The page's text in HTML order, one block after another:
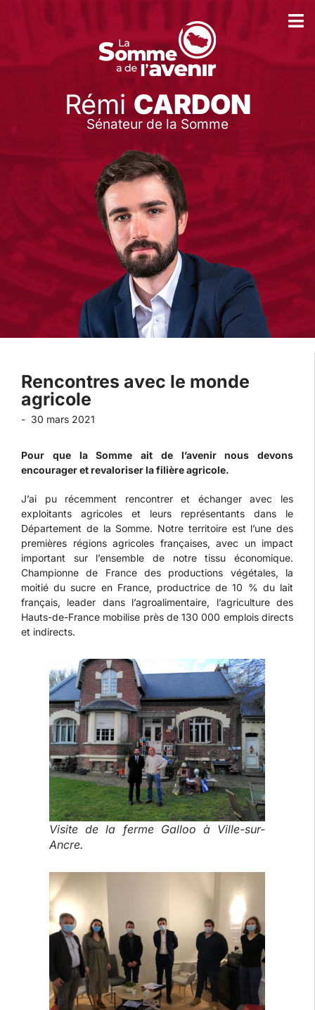
RémiCARDON
Sénateur de la Somme
Rencontres avec le monde
agricole
- 30 mars 2021
Pour que la Somme ait de l’avenir nous devons
encourager et revaloriser la filière agricole.
J’ai pu récemment rencontrer et échanger avec les
exploitants agricoles et leurs représentants dans le
Département de la Somme. Notre territoire est l’une des
premières régions agricoles françaises, avec un impact
important sur l’ensemble de notre tissu économique.
Championne de France des productions végétales, la
moitié du sucre en France, productrice de 10 % du lait
français, leader dans l’agroalimentaire, l’agriculture des
Hauts-de-France mobilise près de 130 000 emplois directs
et indirects.
Visite de la ferme Galloo à Ville-sur-
Ancre.